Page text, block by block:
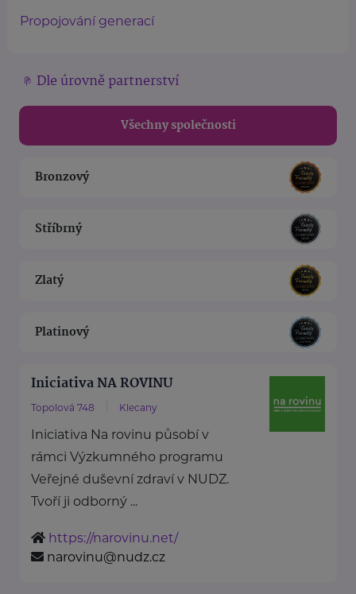
Propojování generací
Dle úrovně partnerství
Všechny společnosti
Bronzový
Stříbrný
Zlatý
Platinový
Iniciativa NA ROVINU
Topolová 748 Klecany
Iniciativa Na rovinu působí v
rámci Výzkumného programu
Veřejné duševní zdraví v NUDZ.
Tvoří ji odborný ...
https://narovinu.net/
narovinu@nudz.cz